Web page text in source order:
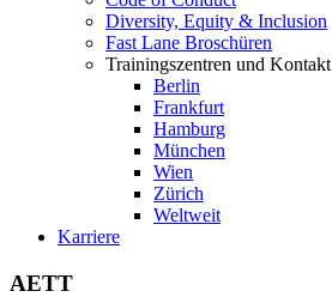
Diversity, Equity & Inclusion
Fast Lane Broschüren
Trainingszentren und Kontakt
Berlin
Frankfurt
Hamburg
München
Wien
Zürich
Weltweit
Karriere
AETT